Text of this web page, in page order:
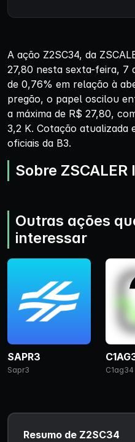
A ação Z2SC34, da
27,80 nesta sexta-feira, 7
de 0,76% em relação à
pregão, o papel oscilou
a máxima de R$ 27,80,
3,2 K. Cotação atualizada
oficiais da B3.
Sobre ZSCALER
Outras ações
interessar
SAPR3
Sapr3 C1ag34
Resumo de Z2SC34